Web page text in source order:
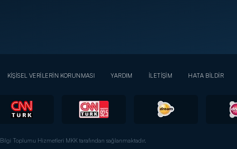
KİŞİSEL VERİLERİN KORUNMASI YARDIM İLETİŞİM HATA BİLDİR
Bilgi Toplumu Hizmetleri MKK tarafından sağlanmaktadır.